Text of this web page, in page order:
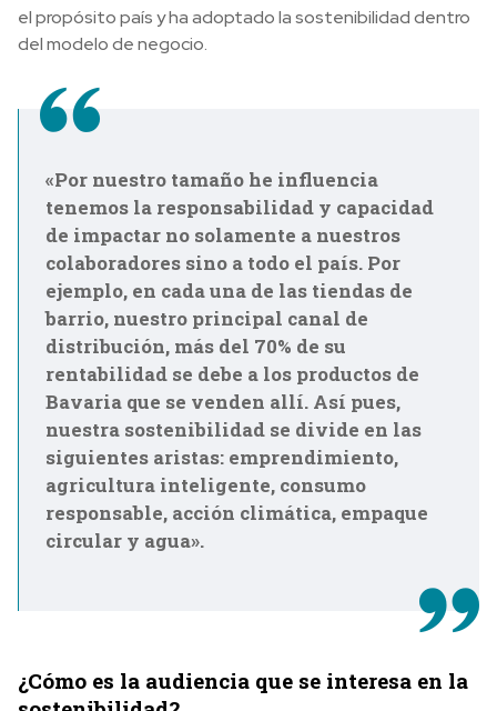
el propósito país y ha adoptado la sostenibilidad dentro
del modelo de negocio.
«Por nuestro tamaño he influencia
tenemos la responsabilidad y capacidad
de impactar no solamente a nuestros
colaboradores sino a todo el país. Por
ejemplo, en cada una de las tiendas de
barrio, nuestro principal canal de
distribución, más del 70% de su
rentabilidad se debe a los productos de
Bavaria que se venden allí. Así pues,
nuestra sostenibilidad se divide en las
siguientes aristas: emprendimiento,
agricultura inteligente, consumo
responsable, acción climática, empaque
circular y agua».
¿Cómo es la audiencia que se interesa en la